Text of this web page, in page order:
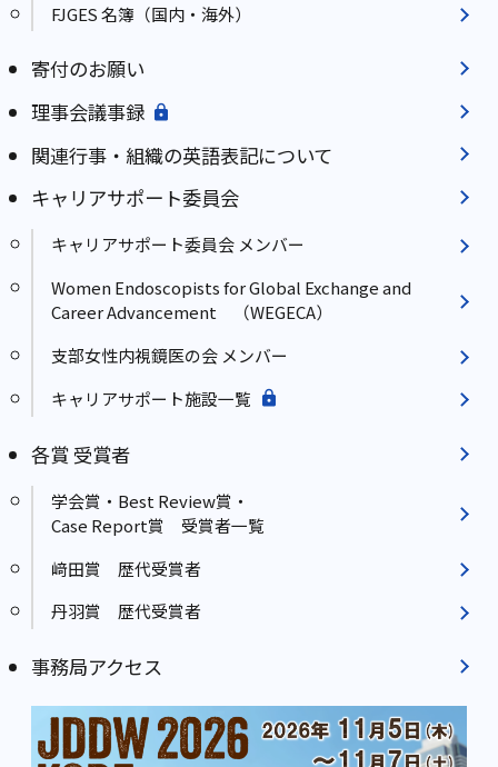
FJGES 名簿（国内・海外）
寄付のお願い
理事会議事録
関連行事・組織の英語表記について
キャリアサポート委員会
キャリアサポート委員会 メンバー
Women Endoscopists for Global Exchange and
Career Advancement （WEGECA）
支部女性内視鏡医の会 メンバー
キャリアサポート施設一覧
各賞 受賞者
学会賞・Best Review賞・
Case Report賞 受賞者一覧
﨑田賞 歴代受賞者
丹羽賞 歴代受賞者
事務局アクセス